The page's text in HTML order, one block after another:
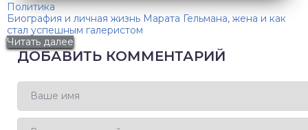
Политика
Биография и личная жизнь Марата Гельмана, жена и как
стал успешным галеристом
Читать далее
ДОБАВИТЬ КОММЕНТАРИЙ